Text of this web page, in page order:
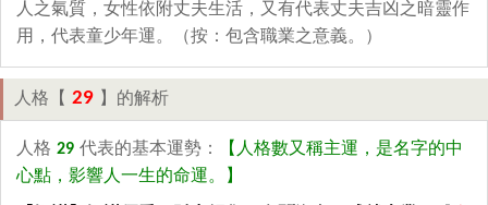
人之氣質，女性依附丈夫生活，又有代表丈夫吉凶之暗靈作
用，代表童少年運。（按：包含職業之意義。）
人格【 29 】的解析
人格 29 代表的基本運勢：
【人格數又稱主運，是名字的中
心點，影響人一生的命運。】